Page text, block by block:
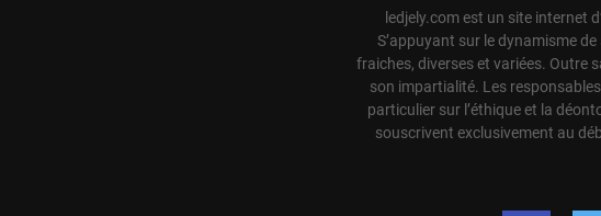
ledjely.com est un site internet
S’appuyant sur le dynamisme
fraiches, diverses et variées. Outre
son impartialité. Les
particulier sur l’éthique et la
souscrivent exclusivement au